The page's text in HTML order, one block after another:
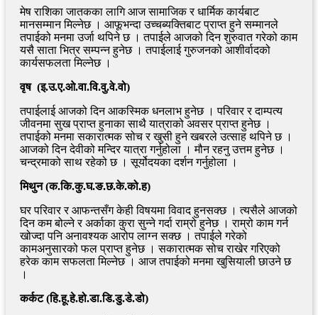
मेष राशिका जातकका लागि आज सामाजिक र धार्मिक कार्यबाट
मानसम्मान मिल्नेछ । आफूभन्दा उच्चब्यक्तिबाट प्राप्त हुने सम्मानले
तपाईको मनमा उर्जा थपिने छ । तपाईले आजको दिन शुरुवात गरेको काम
यसै साता भित्र सम्पन्न हुनेछ । तपाईलाई गुरुजनको आशीर्वादको
कार्यसफलता मिल्नेछ ।
वृष (इ.उ.ए.ओ.वा.वि.वु.वे.वो)
तपाईलाई आजको दिन आकस्मिक धनलाभ हुनेछ । परिवार र दाम्पत्य
जीवनमा सुख प्राप्त हुनाका साथै यात्राको अवसर प्राप्त हुनेछ ।
तपाईको मनमा सकारात्मक सोच र खुसी हुने खबरले उत्साह थपिने छ ।
आजको दिन देवीको मन्दिर यात्रा गर्नुहोला । मौन रहनु उत्तम हुनेछ ।
चन्द्रमाको साथ रहेको छ । सूर्योदयका दर्शन गर्नुहोला ।
मिथुन (क.कि.कु.घ.ङ.छ.के.को.ह)
घर परिवार र आफन्तसँग केही विषयमा विवाद हुनसक्छ । त्यसैले आजको
दिन कम बोल्ने र अर्काका कुरा सुन्ने गर्दा राम्रो हुनेछ । राम्रो काम गर्न
खोज्दा पनि अनावश्यक आरोप लाग्न सक्छ । तपाईले गरेको
कामअनुसारको फल प्राप्त हुनेछ । सकारात्मक सोच राखेर गरिएको
हरेक काम सफलता मिल्नेछ । आज तपाईको मनमा खुसियाली छाउने छ
।
कर्कट (हि.हू.हे.हो.डा.डि.डु.डे.डो)